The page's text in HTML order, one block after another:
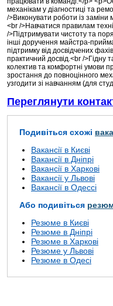
механікам у діагностиці та
/>Виконувати роботи із заміни
<br />Навчатися правилам
/>Підтримувати чистоту та
інші доручення майстра-
підтримку від досвідчених
практичний досвід.<br />Гідну
колектив та комфортні умови
зростання до повноцінного
узгодити зі навчанням (для
Переглянути
Подивіться схожі
Вакансії в Києві
Вакансії в Дніпрі
Вакансії в Харкові
Вакансії у Львові
Вакансії в Одессі
Або подивіться
Резюме в Києві
Резюме в Дніпрі
Резюме в Харкові
Резюме у Львові
Резюме в Одесі